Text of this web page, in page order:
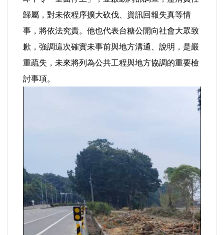
歸屬，對未依程序擴大砍伐、資訊回報失真等情
事，將依法究責。他也代表台糖公開向社會大眾致
歉，強調這次確實未事前與地方溝通、說明，是嚴
重疏失，未來將列為公共工程與地方協調的重要檢
討事項。